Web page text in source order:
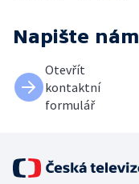
Napište nám
Otevřít
kontaktní
formulář